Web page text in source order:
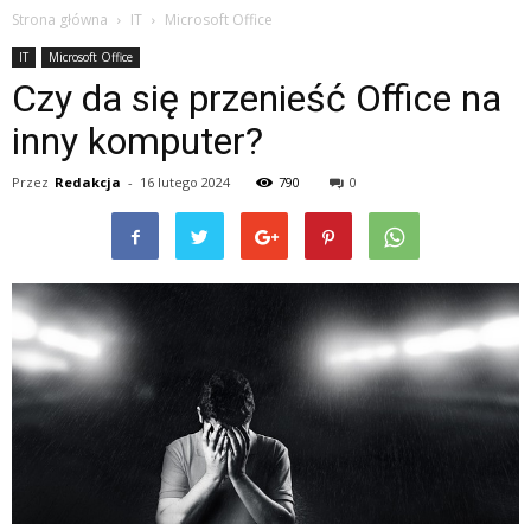
Strona główna IT Microsoft Office
IT Microsoft Office
Czy da się przenieść Office na
inny komputer?
Przez Redakcja - 16 lutego 2024 790 0